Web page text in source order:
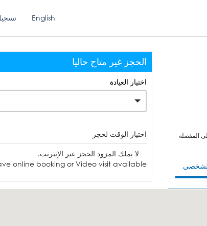
English
المفضلة
الحجز غير متاح حاليا
اختيار العيادة
اختيار الوقت لحجز
لا يملك المزود الحجز عبر الإنترنت.
online booking or Video visit available.